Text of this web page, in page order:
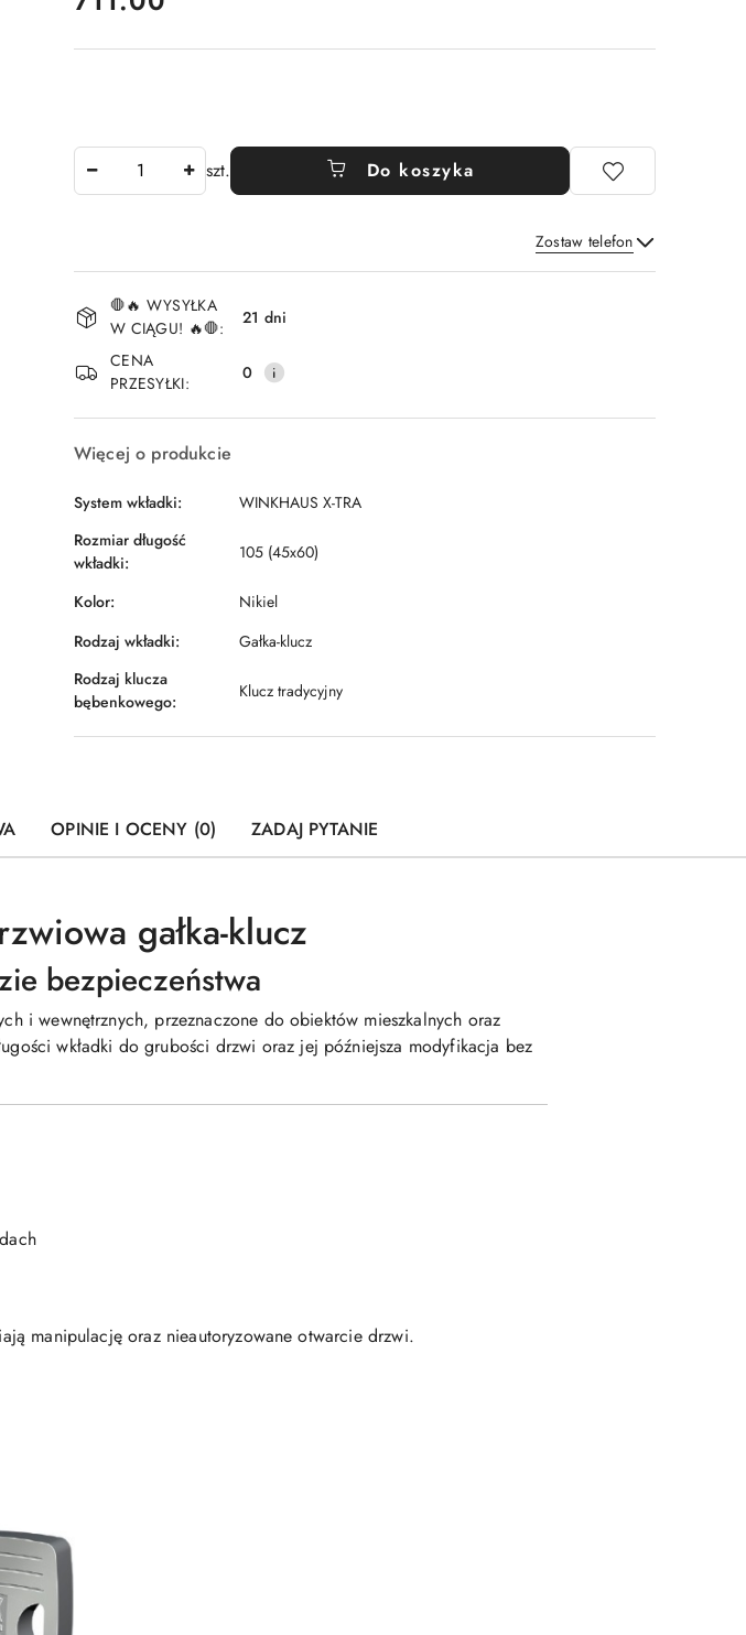
szt. Do koszyka
Zostaw telefon
Wyślij
Dostępność
i
dostawa
🛑🔥 WYSYŁKA
W CIĄGU! 🔥🛑:
21 dni
CENA
PRZESYŁKI:
0
Więcej o produkcie
System wkładki:
WINKHAUS X-TRA
Rozmiar długość
wkładki:
105 (45x60)
Kolor:
Nikiel
Rodzaj wkładki:
Gałka-klucz
Rodzaj klucza
bębenkowego:
Klucz tradycyjny
OPINIE I OCENY (0) ZADAJ PYTANIE
gałka-klucz
bezpieczeństwa
i wewnętrznych, przeznaczone do obiektów mieszkalnych oraz
wkładki do grubości drzwi oraz jej późniejsza modyfikacja bez
manipulację oraz nieautoryzowane otwarcie drzwi.